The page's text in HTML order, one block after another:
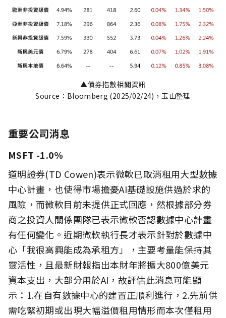
▲債券指數相關資訊
Source：Bloomberg (2025/02/24)，玉山整理
重要公司消息
MSFT -1.0%
道明證券(TD Cowen)表示微軟已取消租用大型數據
中心計畫，也使得市場擔憂AI基礎設施供過於求的
風險，而微軟目前未提供正式回應，然根據部分券
商之投資人關係團隊已表示微軟否認數據中心計畫
有任何變化。近期微軟執行長才表示針對於數據中
心「我很高興能成為承租方」，主要考量能保持其
靈活性，且最新財報指出本財年將擴大800億美元
資本支出，大部分用於AI，故評估此消息可能顯
示：1.在自有數據中心的建置正順利進行，2.先前供
需吃緊初期或出現大幅溢價租用情形而本次僅租用